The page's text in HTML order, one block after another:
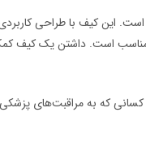
این کیف با طراحی
مناسب است. داشتن یک
که به مراقبت‌های